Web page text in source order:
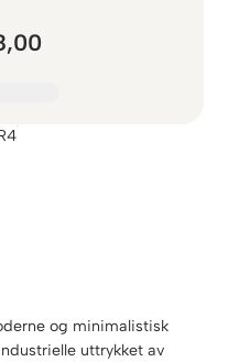
og minimalistisk
uttrykket av